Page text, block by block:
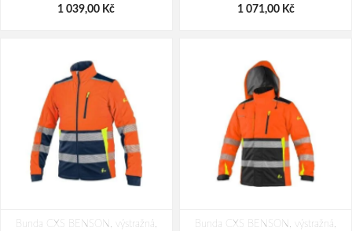
1 039,00 Kč 1 071,00 Kč
Bunda CXS BENSON, výstražná,
Bunda CXS BENSON, výstražná,